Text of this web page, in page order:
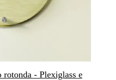
rotonda - Plexiglass e